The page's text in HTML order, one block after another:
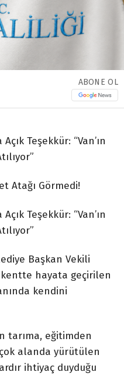
ABONE OL
Teşekkür: “Van’ın
Atağı Görmedi!
Teşekkür: “Van’ın
Başkan Vekili
kentte hayata geçirilen
kendini
tarıma, eğitimden
alanda yürütülen
ihtiyaç duyduğu